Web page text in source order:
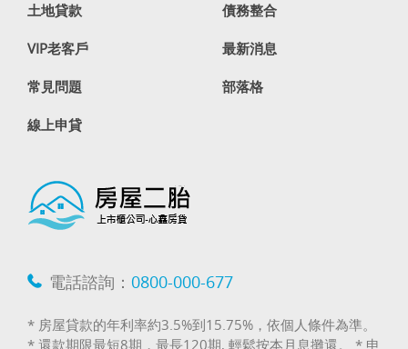
土地貸款 債務整合
VIP老客戶 最新消息
常見問題 部落格
線上申貸
電話諮詢： 0800-000-677
* 房屋貸款的年利率約3.5%到15.75%，依個人條件為準。
* 還款期限最短8期，最長120期, 輕鬆按本月息攤還。 * 申